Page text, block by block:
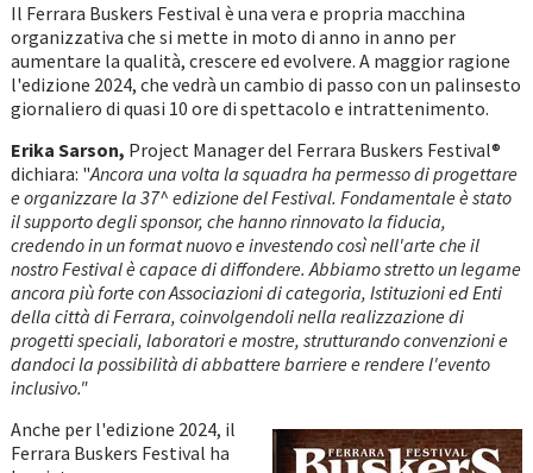
Il Ferrara Buskers Festival è una vera e propria macchina
organizzativa che si mette in moto di anno in anno per
aumentare la qualità, crescere ed evolvere. A maggior ragione
l'edizione 2024, che vedrà un cambio di passo con un palinsesto
giornaliero di quasi 10 ore di spettacolo e intrattenimento.
Erika Sarson, Project Manager del Ferrara Buskers Festival®
dichiara: "Ancora una volta la squadra ha permesso di progettare
e organizzare la 37^ edizione del Festival. Fondamentale è stato
il supporto degli sponsor, che hanno rinnovato la fiducia,
credendo in un format nuovo e investendo così nell'arte che il
nostro Festival è capace di diffondere. Abbiamo stretto un legame
ancora più forte con Associazioni di categoria, Istituzioni ed Enti
della città di Ferrara, coinvolgendoli nella realizzazione di
progetti speciali, laboratori e mostre, strutturando convenzioni e
dandoci la possibilità di abbattere barriere e rendere l'evento
inclusivo."
Anche per l'edizione 2024, il
Ferrara Buskers Festival ha